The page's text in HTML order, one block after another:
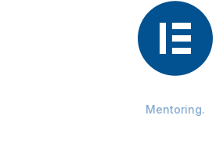

Mentoring.